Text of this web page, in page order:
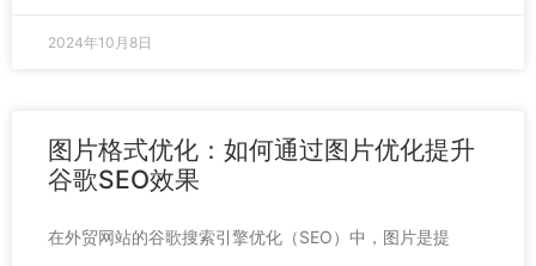
2024年10月8日
图片格式优化：如何通过图片优化提升
谷歌SEO效果
在外贸网站的谷歌搜索引擎优化（SEO）中，图片是提